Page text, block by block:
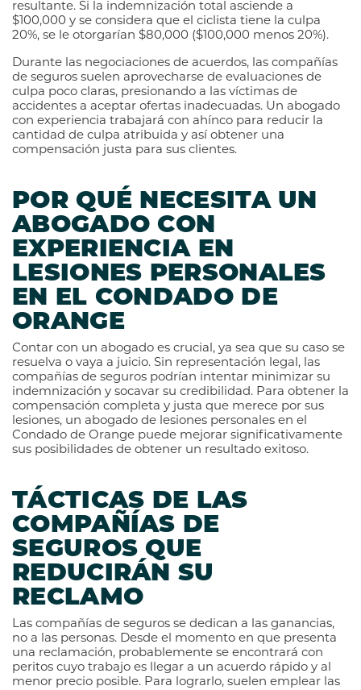
resultante. Si la indemnización total asciende a
$100,000 y se considera que el ciclista tiene la culpa
20%, se le otorgarían $80,000 ($100,000 menos 20%).
Durante las negociaciones de acuerdos, las compañías
de seguros suelen aprovecharse de evaluaciones de
culpa poco claras, presionando a las víctimas de
accidentes a aceptar ofertas inadecuadas. Un abogado
con experiencia trabajará con ahínco para reducir la
cantidad de culpa atribuida y así obtener una
compensación justa para sus clientes.
POR QUÉ NECESITA UN
ABOGADO CON
EXPERIENCIA EN
LESIONES PERSONALES
EN EL CONDADO DE
ORANGE
Contar con un abogado es crucial, ya sea que su caso se
resuelva o vaya a juicio. Sin representación legal, las
compañías de seguros podrían intentar minimizar su
indemnización y socavar su credibilidad. Para obtener la
compensación completa y justa que merece por sus
lesiones, un abogado de lesiones personales en el
Condado de Orange puede mejorar significativamente
sus posibilidades de obtener un resultado exitoso.
TÁCTICAS DE LAS
COMPAÑÍAS DE
SEGUROS QUE
REDUCIRÁN SU
RECLAMO
Las compañías de seguros se dedican a las ganancias,
no a las personas. Desde el momento en que presenta
una reclamación, probablemente se encontrará con
peritos cuyo trabajo es llegar a un acuerdo rápido y al
menor precio posible. Para lograrlo, suelen emplear las